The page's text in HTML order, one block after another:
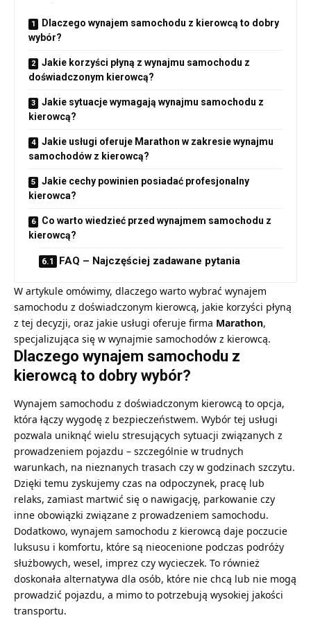
Dlaczego wynajem samochodu z kierowcą to dobry
wybór?
Jakie korzyści płyną z wynajmu samochodu z
doświadczonym kierowcą?
Jakie sytuacje wymagają wynajmu samochodu z
kierowcą?
Jakie usługi oferuje Marathon w zakresie wynajmu
samochodów z kierowcą?
Jakie cechy powinien posiadać profesjonalny
kierowca?
Co warto wiedzieć przed wynajmem samochodu z
kierowcą?
FAQ – Najczęściej zadawane pytania
W artykule omówimy, dlaczego warto wybrać wynajem
samochodu z doświadczonym kierowcą, jakie korzyści płyną
z tej decyzji, oraz jakie usługi oferuje firma Marathon,
specjalizująca się w wynajmie samochodów z kierowcą.
Dlaczego wynajem samochodu z
kierowcą to dobry wybór?
Wynajem samochodu z doświadczonym kierowcą to opcja,
która łączy wygodę z bezpieczeństwem. Wybór tej usługi
pozwala uniknąć wielu stresujących sytuacji związanych z
prowadzeniem pojazdu – szczególnie w trudnych
warunkach, na nieznanych trasach czy w godzinach szczytu.
Dzięki temu zyskujemy czas na odpoczynek, pracę lub
relaks, zamiast martwić się o nawigację, parkowanie czy
inne obowiązki związane z prowadzeniem samochodu.
Dodatkowo, wynajem samochodu z kierowcą daje poczucie
luksusu i komfortu, które są nieocenione podczas podróży
służbowych, wesel, imprez czy wycieczek. To również
doskonała alternatywa dla osób, które nie chcą lub nie mogą
prowadzić pojazdu, a mimo to potrzebują wysokiej jakości
transportu.